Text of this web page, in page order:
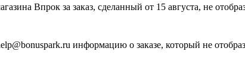
Впрок за заказ, сделанный от 15 августа, не
информацию о заказе, который не